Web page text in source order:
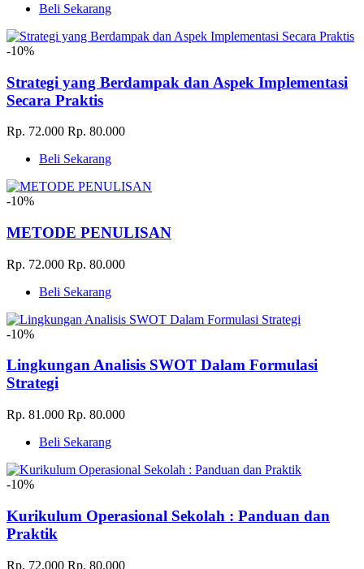
Beli Sekarang
-10%
Strategi yang Berdampak dan Aspek Implementasi
Secara Praktis
Rp. 72.000 Rp. 80.000
Beli Sekarang
-10%
METODE PENULISAN
Rp. 72.000 Rp. 80.000
Beli Sekarang
-10%
Lingkungan Analisis SWOT Dalam Formulasi
Strategi
Rp. 81.000 Rp. 80.000
Beli Sekarang
-10%
Kurikulum Operasional Sekolah : Panduan dan
Praktik
Rp. 72.000 Rp. 80.000